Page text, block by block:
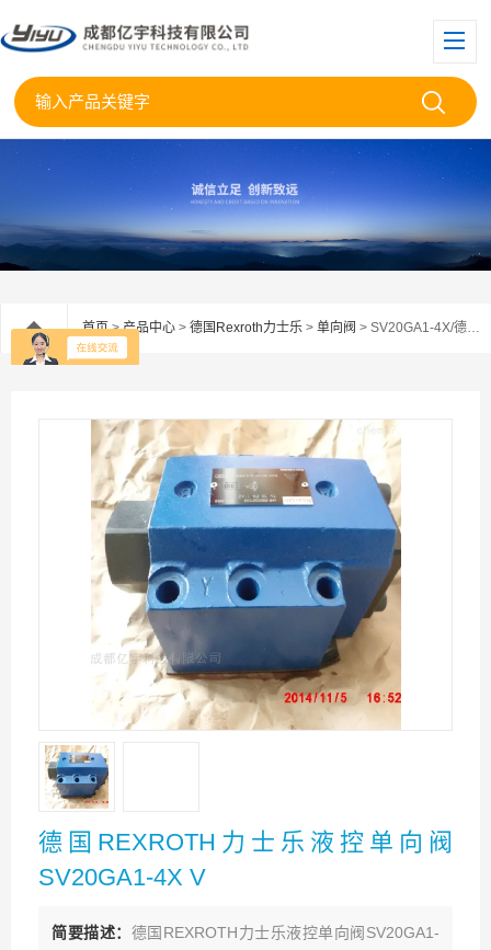
首页>产品中心 > 德国Rexroth力士乐 > 单向阀 > SV20GA1-4X/德国REXROTH力士乐液控单向阀SV20GA1-4X V
德国REXROTH力士乐液控单向阀
SV20GA1-4X V
简要描述： 德国REXROTH力士乐液控单向阀SV20GA1-